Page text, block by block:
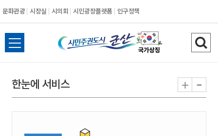
문화관광 시장실 시의회 시민광장플랫폼 인구정책
시
민
권
전
체
뉴
열
검
색
기
한눈에 서비스 + -